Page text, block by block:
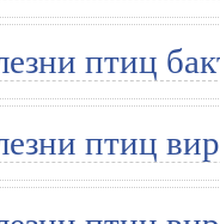
птиц
птиц